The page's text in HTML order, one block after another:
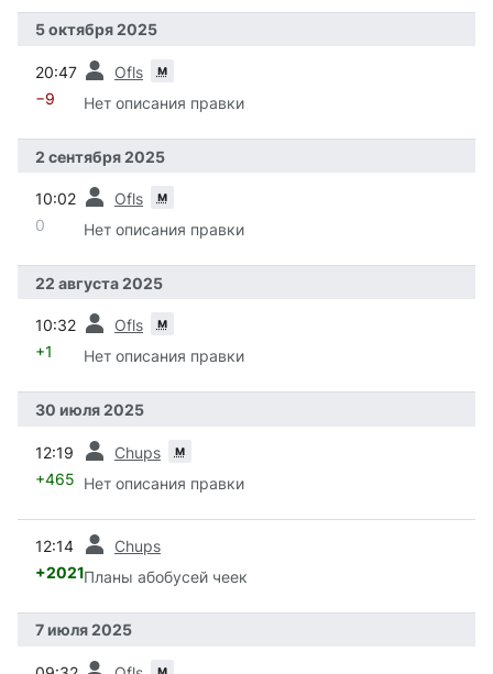
5 октября 2025
20:47 Ofls м
−9 Нет описания правки
2 сентября 2025
10:02 Ofls м
0 Нет описания правки
22 августа 2025
10:32 Ofls м
+1 Нет описания правки
30 июля 2025
12:19 Chups м
+465 Нет описания правки
12:14 Chups
+2021Планы абобусей чеек
7 июля 2025
м